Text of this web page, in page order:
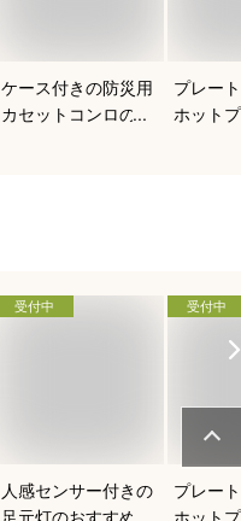
ケース付きの防災用
カセットコンロのお
プレー
ホット
受付中
人感センサー付きの
受付中
プレー